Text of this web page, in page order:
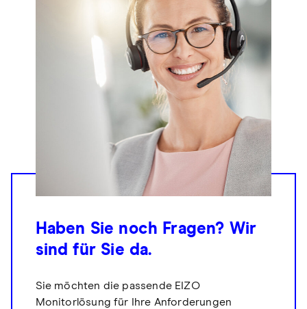
Haben Sie noch Fragen? Wir
sind für Sie da.
Sie möchten die passende EIZO
Monitorlösung für Ihre Anforderungen